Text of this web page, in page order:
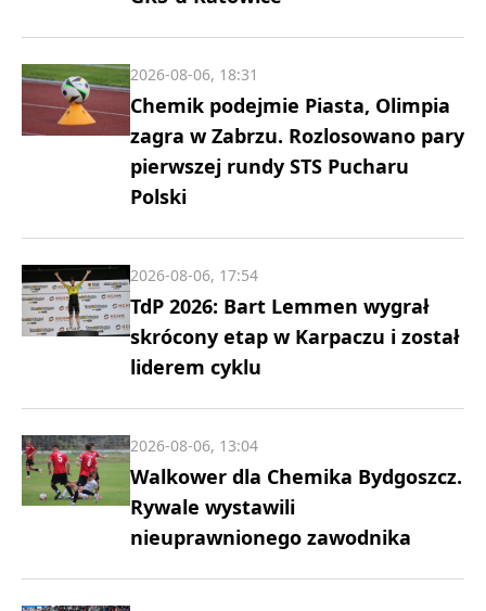
Chemik podejmie Piasta, Olimpia
zagra w Zabrzu. Rozlosowano pary
pierwszej rundy STS Pucharu
Polski
2026-08-06, 18:31
TdP 2026: Bart Lemmen wygrał
skrócony etap w Karpaczu i został
liderem cyklu
2026-08-06, 17:54
Walkower dla Chemika Bydgoszcz.
Rywale wystawili
nieuprawnionego zawodnika
2026-08-06, 13:04